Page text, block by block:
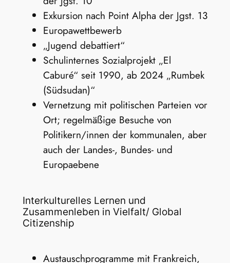
Exkursion nach Point Alpha der Jgst. 13
Europawettbewerb
„Jugend debattiert“
Schulinternes Sozialprojekt „El
Caburé“ seit 1990, ab 2024 „Rumbek
(Südsudan)“
Vernetzung mit politischen Parteien vor
Ort; regelmäßige Besuche von
Politikern/innen der kommunalen, aber
auch der Landes-, Bundes- und
Europaebene
Interkulturelles Lernen und
Zusammenleben in Vielfalt/ Global
Citizenship
Austauschprogramme mit Frankreich,